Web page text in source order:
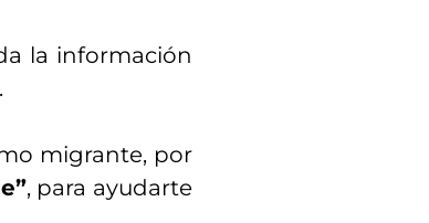
la información
migrante, por
, para ayudarte